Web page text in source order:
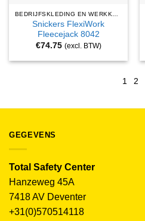
Snickers FlexiWork
Fleecejack 8042
€74.75 (excl. BTW)
1 2
GEGEVENS
Total Safety Center
Hanzeweg 45A
7418 AV Deventer
+31(0)570514118